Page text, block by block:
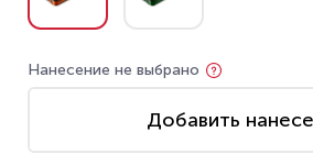
Нанесение не выбрано
Добавить